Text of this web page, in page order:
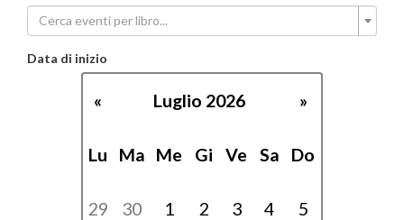
Cerca eventi per libro...
Data di inizio
« Luglio 2026 »
Lu Ma Me Gi Ve Sa Do
29 30 1 2 3 4 5